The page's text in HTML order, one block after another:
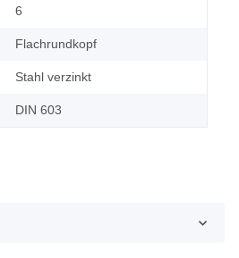
6
Flachrundkopf
Stahl verzinkt
DIN 603